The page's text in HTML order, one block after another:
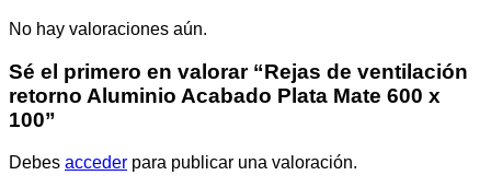
No hay valoraciones aún.
Sé el primero en valorar “Rejas de ventilación
retorno Aluminio Acabado Plata Mate 600 x
100”
Debes acceder para publicar una valoración.